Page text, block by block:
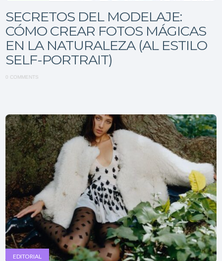
SECRETOS DEL MODELAJE:
CÓMO CREAR FOTOS MÁGICAS
EN LA NATURALEZA (AL ESTILO
SELF-PORTRAIT)
0 COMMENTS
EDITORIAL